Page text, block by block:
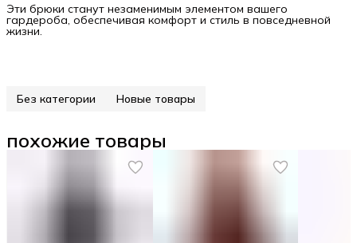
Эти брюки станут незаменимым элементом вашего
гардероба, обеспечивая комфорт и стиль в повседневной
жизни.
Без категории Новые товары
похожие товары